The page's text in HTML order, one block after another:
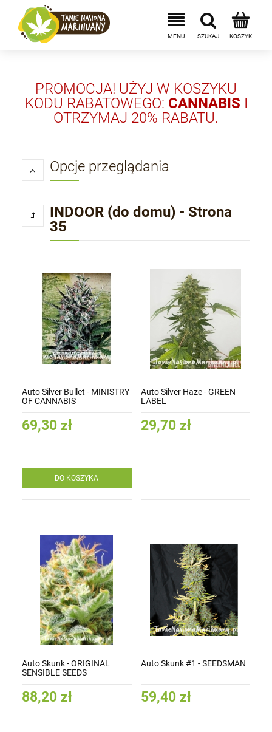
PROMOCJA! UŻYJ W KOSZYKU
KODU RABATOWEGO: CANNABIS I
OTRZYMAJ 20% RABATU.
Opcje przeglądania
INDOOR (do domu) - Strona
35
Auto Silver Bullet - MINISTRY
OF CANNABIS
69,30 zł
DO KOSZYKA
Auto Silver Haze - GREEN
LABEL
29,70 zł
Auto Skunk - ORIGINAL
SENSIBLE SEEDS
88,20 zł
Auto Skunk #1 - SEEDSMAN
59,40 zł